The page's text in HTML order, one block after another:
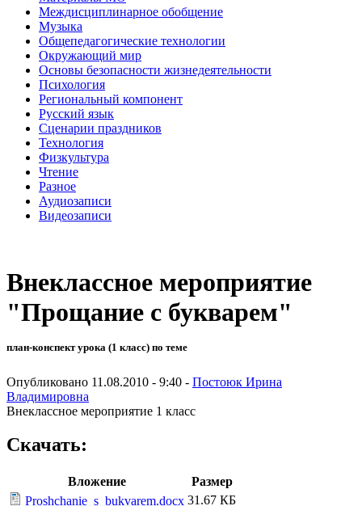
Междисциплинарное обобщение
Музыка
Общепедагогические технологии
Окружающий мир
Основы безопасности жизнедеятельности
Психология
Региональный компонент
Русский язык
Сценарии праздников
Технология
Физкультура
Чтение
Разное
Аудиозаписи
Видеозаписи
Внеклассное мероприятие
"Прощание с букварем"
план-конспект урока (1 класс) по теме
Опубликовано 11.08.2010 - 9:40 - Постоюк Ирина
Владимировна
Внеклассное мероприятие 1 класс
Скачать:
Вложение
Размер
Proshchanie_s_bukvarem.docx 31.67 КБ